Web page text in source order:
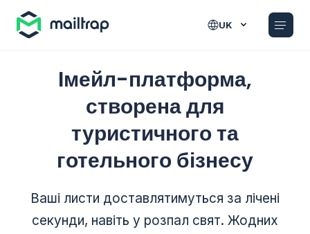
UK
Імейл-платформа,
створена для
туристичного та
готельного бізнесу
Ваші листи доставлятимуться за лічені
секунди, навіть у розпал свят. Жодних